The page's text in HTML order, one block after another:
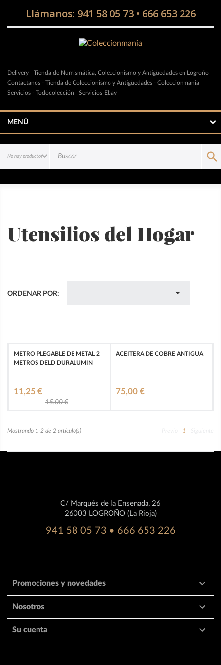
Llámanos: 941 58 05 73• 666 653 226
Delivery
Tienda de Numismática, Coleccionismo y Antigüedades en Logroño
Contactanos - Tienda de Coleccionismo y Antigüedades - Coleccionmania
Servicios - Todocolección
Servicios-Ebay
MENÚ

Utensilios del Hogar
ORDENAR POR: 
METRO PLEGABLE DE METAL 2
METROS DELD DURALUMIN
11,25 €
15,00 €
ACEITERA DE COBRE ANTIGUA
75,00 €
Mostrando 1-2 de 2 artículo(s) 1
C/ Marqués de la Ensenada, 26
26003 LOGROÑO (La Rioja)
941 58 05 73 • 666 653 226
Promociones y novedades 
Nosotros 
Su cuenta 